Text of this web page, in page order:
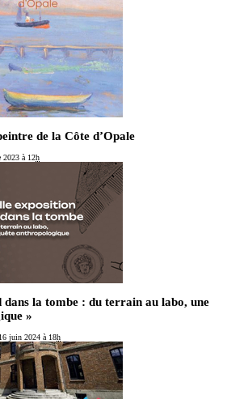
de la Côte d’Opale
2023 à 12h
dans la tombe : du terrain au labo, une
»
juin 2024 à 18h